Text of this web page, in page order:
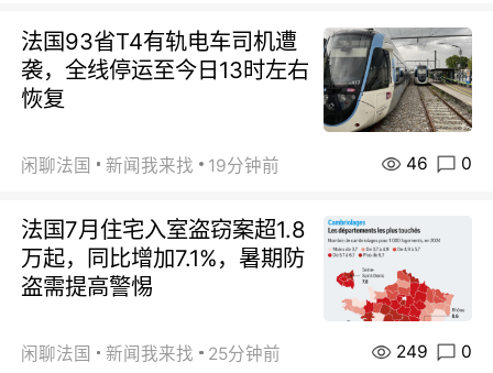
法国93省T4有轨电车司机遭
袭，全线停运至今日13时左右
恢复
闲聊法国 新闻我来找 19分钟前 46 0
法国7月住宅入室盗窃案超1.8
万起，同比增加7.1%，暑期防
盗需提高警惕
闲聊法国 新闻我来找 25分钟前 249 0